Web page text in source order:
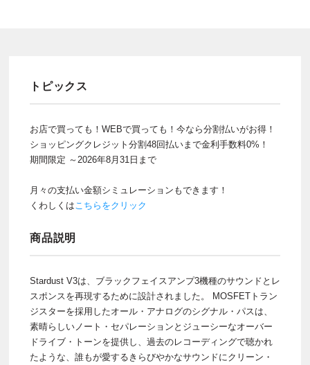
トピックス
お店で買っても！WEBで買っても！今なら分割払いがお得！
ショッピングクレジット分割48回払いまで金利手数料0%！
期間限定 ～2026年8月31日まで
月々の支払い金額シミュレーションもできます！
くわしくはこちらをクリック
商品説明
Stardust V3は、ブラックフェイスアンプ3機種のサウンドとレ
スポンスを再現するために設計されました。 MOSFETトラン
ジスターを採用したオール・アナログのシグナル・パスは、
素晴らしいノート・セパレーションとジューシーなオーバー
ドライブ・トーンを提供し、過去のレコーディングで聴かれ
たような、誰もが愛するきらびやかなサウンドにクリーン・